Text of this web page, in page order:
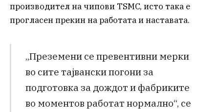
производител на чипови TSMC, исто така е
прогласен прекин на работата и наставата.
„Преземени се превентивни мерки
во сите тајвански погони за
подготовка за дождот и фабриките
во моментов работат нормално“, се